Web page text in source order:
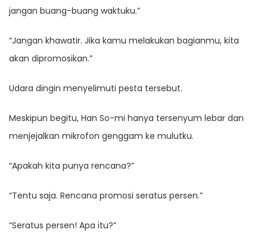
jangan buang-buang waktuku.”
“Jangan khawatir. Jika kamu melakukan bagianmu, kita
akan dipromosikan.”
Udara dingin menyelimuti pesta tersebut.
Meskipun begitu, Han So-mi hanya tersenyum lebar dan
menjejalkan mikrofon genggam ke mulutku.
“Apakah kita punya rencana?”
“Tentu saja. Rencana promosi seratus persen.”
“Seratus persen! Apa itu?”